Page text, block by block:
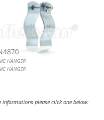
HANGER
HANGER
please click one below: